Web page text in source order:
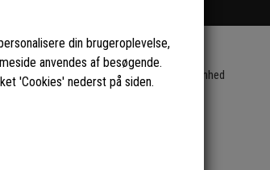
Tilslutnings studs for bryggeenhed
bryggeenhed
din brugeroplevelse,
anvendes af besøgende.
'Cookies' nederst på siden.